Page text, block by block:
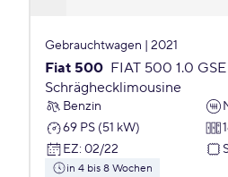
Gebrauchtwagen | 2021
Fiat 500 FIAT 500 1.0
Schräghecklimousine
Benzin
69 PS (51 kW)
EZ: 02/22
in 4 bis 8 Wochen